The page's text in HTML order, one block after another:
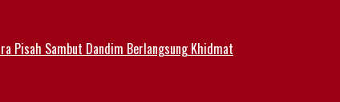
Pisah Sambut Dandim Berlangsung Khidmat